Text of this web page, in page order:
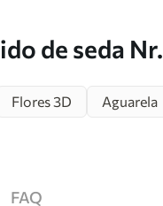
de seda Nr.
Flores 3D Aguarela
FAQ